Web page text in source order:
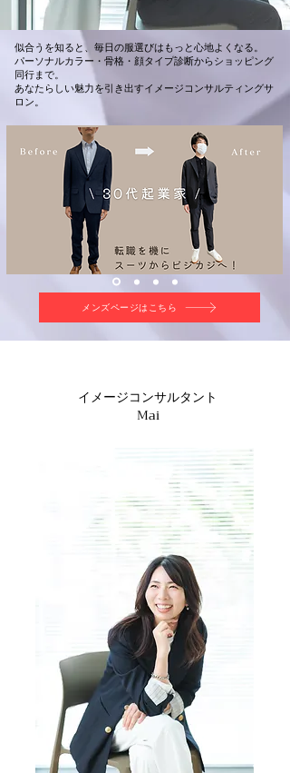
似合うを知ると、毎日の服選びはもっと心地よくなる。
パーソナルカラー・骨格・顔タイプ診断からショッピング
同行まで。
あなたらしい魅力を引き出すイメージコンサルティングサ
ロン。
メンズページはこちら
イメージコンサルタント
​Mai